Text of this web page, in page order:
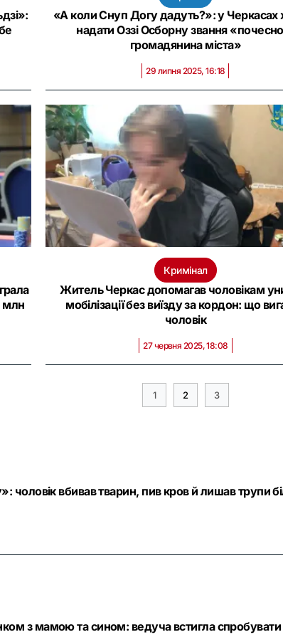
«А коли Снуп Догу дадуть?»: у Черкасах
надати Оззі Осборну звання
громадянина міста»
29 липня 2025, 16:18
млн
Кримінал
Житель Черкас допомагав чоловікам
мобілізації без виїзду за кордон: що
чоловік
27 червня 2025, 18:08
1 2 3
чоловік вбивав тварин, пив кров й лишав трупи
з мамою та сином: ведуча встигла